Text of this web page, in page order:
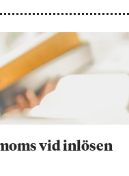
vid inlösen